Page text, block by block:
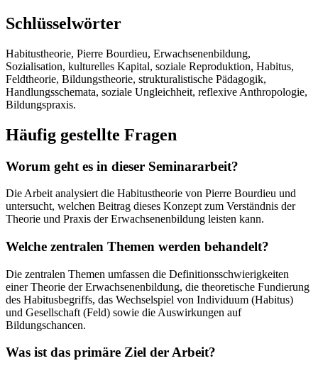
Schlüsselwörter
Habitustheorie, Pierre Bourdieu, Erwachsenenbildung,
Sozialisation, kulturelles Kapital, soziale Reproduktion, Habitus,
Feldtheorie, Bildungstheorie, strukturalistische Pädagogik,
Handlungsschemata, soziale Ungleichheit, reflexive Anthropologie,
Bildungspraxis.
Häufig gestellte Fragen
Worum geht es in dieser Seminararbeit?
Die Arbeit analysiert die Habitustheorie von Pierre Bourdieu und
untersucht, welchen Beitrag dieses Konzept zum Verständnis der
Theorie und Praxis der Erwachsenenbildung leisten kann.
Welche zentralen Themen werden behandelt?
Die zentralen Themen umfassen die Definitionsschwierigkeiten
einer Theorie der Erwachsenenbildung, die theoretische Fundierung
des Habitusbegriffs, das Wechselspiel von Individuum (Habitus)
und Gesellschaft (Feld) sowie die Auswirkungen auf
Bildungschancen.
Was ist das primäre Ziel der Arbeit?